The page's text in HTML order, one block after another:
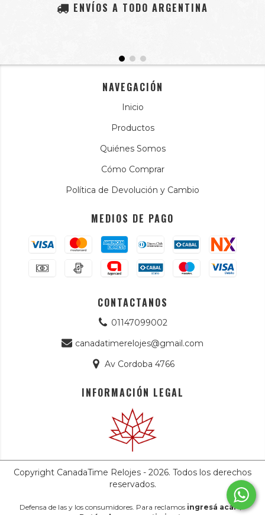
ENVÍOS A TODO ARGENTINA
NAVEGACIÓN
Inicio
Productos
Quiénes Somos
Cómo Comprar
Política de Devolución y Cambio
MEDIOS DE PAGO
CONTACTANOS
01147099002
canadatimerelojes@gmail.com
Av Cordoba 4766
INFORMACIÓN LEGAL
Copyright CanadaTime Relojes - 2026. Todos los derechos
reservados.
Defensa de las y los consumidores. Para reclamos ingresá acá.